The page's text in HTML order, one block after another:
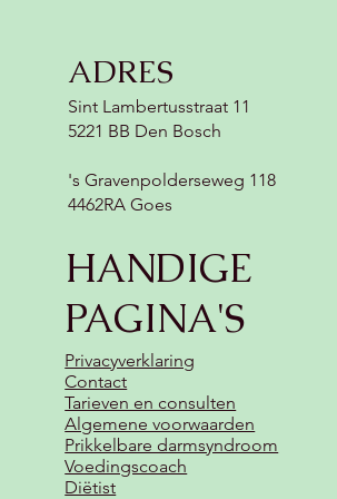
HANDIGE
PAGINA'S
Privacyverklaring
Contact
Tarieven en consulten
Algemene voorwaarden
Prikkelbare darmsyndroom
Voedingscoach
Diëtist
ADRES
Sint Lambertusstraat 11
5221 BB Den Bosch
's Gravenpolderseweg 118
4462RA Goes